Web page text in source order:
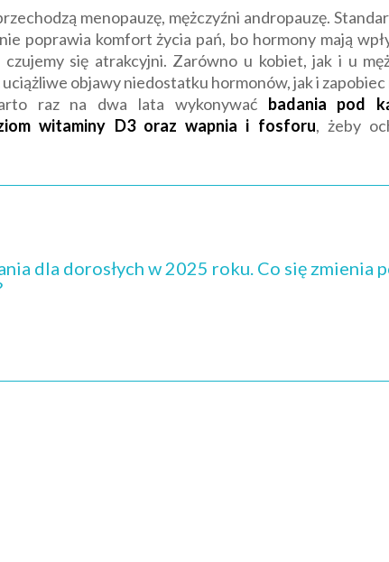
menopauzę, mężczyźni andropauzę.
poprawia komfort życia pań, bo hormony mają
się atrakcyjni. Zarówno u kobiet, jak i u
objawy niedostatku hormonów, jak i
raz na dwa lata wykonywaćbadania pod
witaminy D3 oraz wapnia i fosforu, żeby
dla dorosłych w 2025 roku. Co się zmienia